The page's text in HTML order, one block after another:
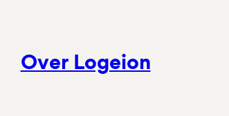
Over Logeion